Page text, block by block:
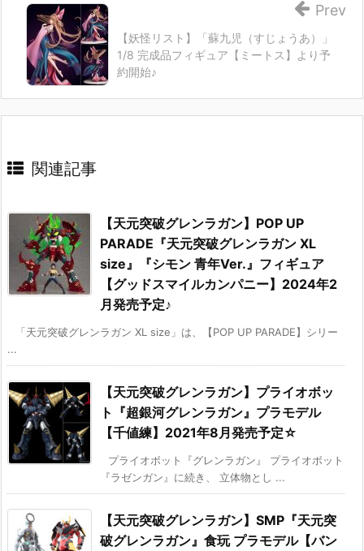
【妖怪リスト】「蘇九児（すじょうあ）」
1/8 完成品フィギュア【ミートス】より予
約開始♪
Prev
関連記事
【天元突破グレンラガン】POP UP
PARADE『天元突破グレンラガン XL
size』『シモン 青年Ver.』フィギュア
【グッドスマイルカンパニー】2024年2
月発売予定♪
「天元突破グレンラガン XL size」は、【POP UP PARADE】シリー
...
【天元突破グレンラガン】プライオボッ
ト『超銀河グレンラガン』プラモデル
【千値練】2021年8月発売予定☆
プライオボット『グレンラガン』 プライオボット
『ラゼンガン』に続き、 立体物とし ...
【天元突破グレンラガン】SMP『天元突
破グレンラガン』食玩 プラモデル【バン